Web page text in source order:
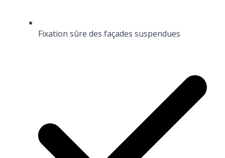
Fixation sûre des façades suspendues